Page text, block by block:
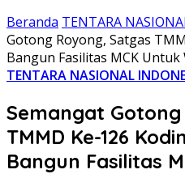
Beranda TENTARA
Gotong Royong, Satgas
Bangun Fasilitas MCK Untuk
TENTARA NASIONAL
Semangat
TMMD Ke-126
Bangun Fasilitas